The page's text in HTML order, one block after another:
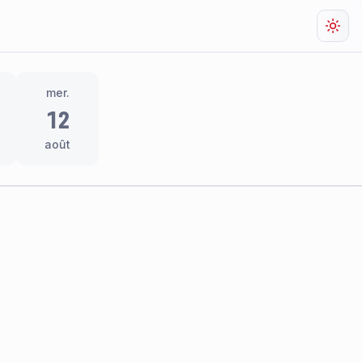
mer.
12
août